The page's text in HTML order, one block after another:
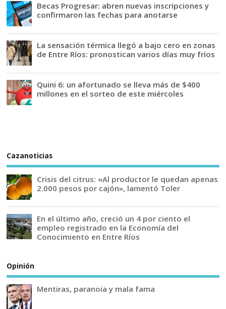
Becas Progresar: abren nuevas inscripciones y
confirmaron las fechas para anotarse
La sensación térmica llegó a bajo cero en zonas
de Entre Ríos: pronostican varios días muy fríos
Quini 6: un afortunado se lleva más de $400
millones en el sorteo de este miércoles
Cazanoticias
Crisis del citrus: «Al productor le quedan apenas
2.000 pesos por cajón», lamentó Toler
En el último año, creció un 4 por ciento el
empleo registrado en la Economía del
Conocimiento en Entre Ríos
Opinión
Mentiras, paranoia y mala fama